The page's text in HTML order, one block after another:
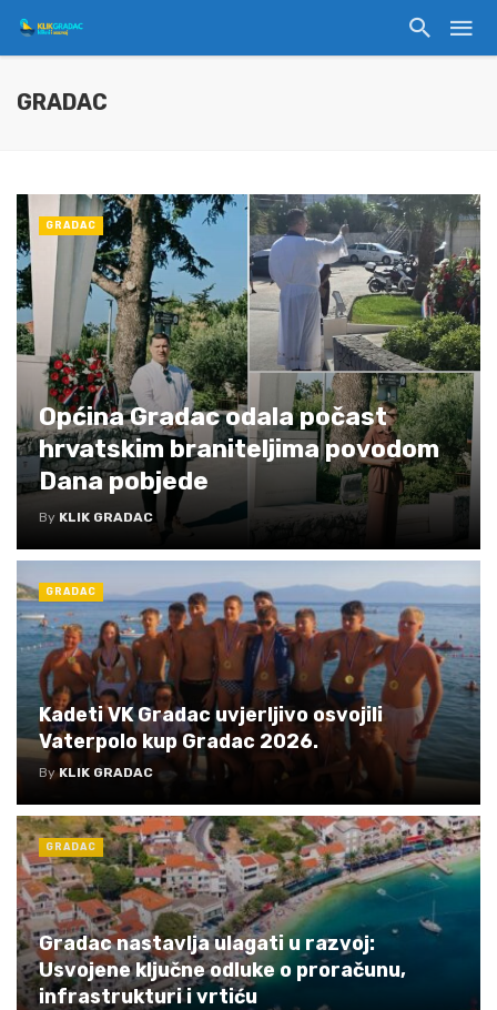
GRADAC
Općina Gradac odala počast
hrvatskim braniteljima povodom
Dana pobjede
By KLIK GRADAC
GRADAC
Kadeti VK Gradac uvjerljivo osvojili
Vaterpolo kup Gradac 2026.
ByKLIK GRADAC
GRADAC
Gradac nastavlja ulagati u razvoj:
Usvojene ključne odluke o proračunu,
infrastrukturi i vrtiću
GRADAC